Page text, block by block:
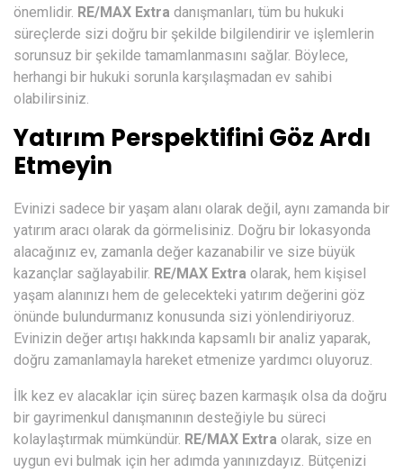
önemlidir. RE/MAX Extra danışmanları, tüm bu hukuki
süreçlerde sizi doğru bir şekilde bilgilendirir ve işlemlerin
sorunsuz bir şekilde tamamlanmasını sağlar. Böylece,
herhangi bir hukuki sorunla karşılaşmadan ev sahibi
olabilirsiniz.
Yatırım Perspektifini Göz Ardı
Etmeyin
Evinizi sadece bir yaşam alanı olarak değil, aynı zamanda bir
yatırım aracı olarak da görmelisiniz. Doğru bir lokasyonda
alacağınız ev, zamanla değer kazanabilir ve size büyük
kazançlar sağlayabilir. RE/MAX Extra olarak, hem kişisel
yaşam alanınızı hem de gelecekteki yatırım değerini göz
önünde bulundurmanız konusunda sizi yönlendiriyoruz.
Evinizin değer artışı hakkında kapsamlı bir analiz yaparak,
doğru zamanlamayla hareket etmenize yardımcı oluyoruz.
İlk kez ev alacaklar için süreç bazen karmaşık olsa da doğru
bir gayrimenkul danışmanının desteğiyle bu süreci
kolaylaştırmak mümkündür. RE/MAX Extra olarak, size en
uygun evi bulmak için her adımda yanınızdayız. Bütçenizi